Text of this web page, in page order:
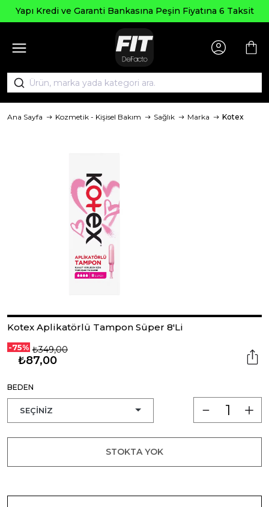
Yapı Kredi ve Garanti Bankasına Peşin Fiyatına 6 Taksit
Ana Sayfa Kozmetik - Kişisel Bakım Sağlık Marka Kotex
Kotex Aplikatörlü Tampon Süper 8'Li
-75% ₺349,00
₺87,00
BEDEN
STOKTA YOK